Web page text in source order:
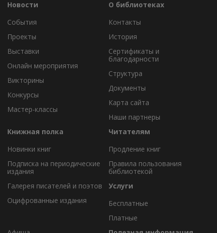
Новости
События
Проекты
Выставки
Онлайн мероприятия
Викторины
Конкурсы
Мастер-классы
О библиотеках
Контакты
История
Сертификаты и
благодарности
Структура
Документы
Карта сайта
Наши партнеры
Книжная полка
Новинки книг
Подписка на периодические
издания
Галерея писателей и поэтов
Оцифрованные издания
Читателям
Продление книг
Правила пользования
библиотекой
Услуги
Бесплатные
Платные